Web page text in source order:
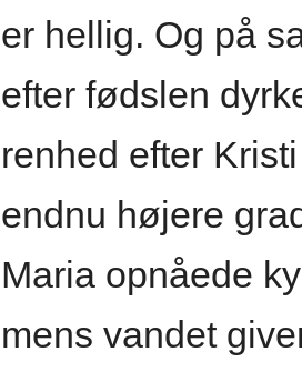
er hellig. Og på
efter fødslen
renhed efter
endnu højere
Maria opnåede
mens vandet